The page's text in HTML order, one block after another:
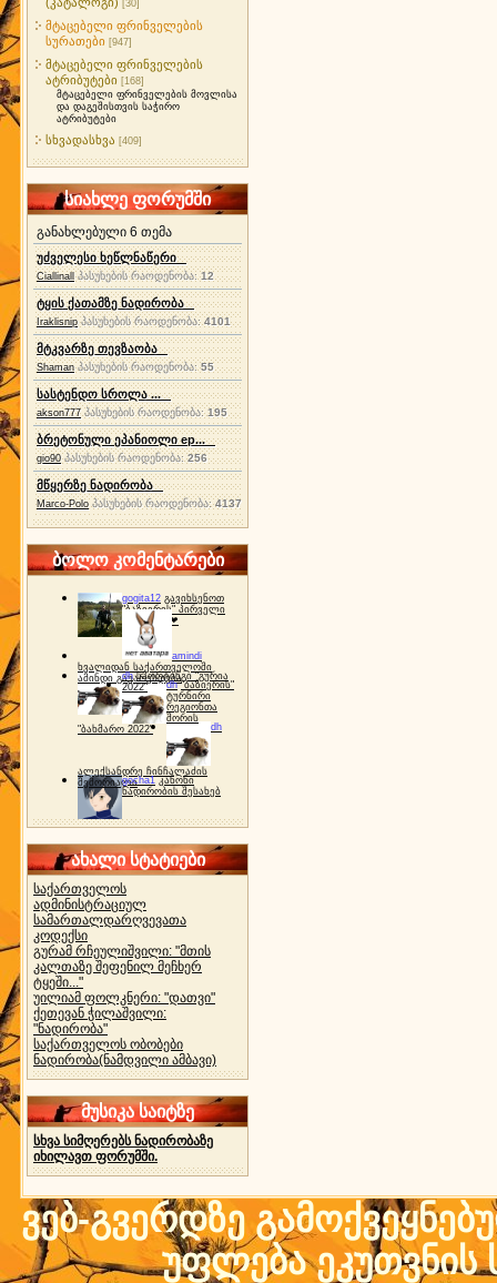
[30]
მტაცებელი ფრინველების
სურათები [947]
მტაცებელი ფრინველების
ატრიბუტები [168]
მტაცებელი ფრინველების მოვლისა
და დაგეშისთვის საჭირო
ატრიბუტები
სხვადასხვა [409]
სიახლე ფორუმში
განახლებული 6 თემა
უძველესი ხეწლნაწერი
Ciallinall პასუხების რაოდენობა:12
ტყის ქათამზე ნადირობა
Iraklisnip პასუხების რაოდენობა: 4101
მტკვარზე თევზაობა
Shaman პასუხების რაოდენობა:55
სასტენდო სროლა ...
akson777 პასუხების რაოდენობა:195
ბრეტონული ეპანიოლი ep...
gio90 პასუხების რაოდენობა:256
მწყერზე ნადირობა
Marco-Polo პასუხების რაოდენობა:4137
ბოლო კომენტარები
gogita12 გავიხსენოთ
"ბაზიერის" პირველი
ტურნირი ❤
amindi
ხვალიდან საქართველოში
ამინდი გაუარესდება
dh სპორტინგი "გურია
2022"
dh "ბაზიერის"
ტურნირი
რეგიონთა
შორის
"ბახმარო 2022"
dh
ალექსანდრე ჩინჩალაძის
მემორიალიgocha1 კანონი
ნადირობის შესახებ
ახალი სტატიები
საქართველოს
ადმინისტრაციულ
სამართალდარღვევათა
კოდექსი
გურამ რჩეულიშვილი: "მთის
კალთაზე შეფენილ მეჩხერ
ტყეში..."
უილიამ ფოლკნერი: "დათვი"
ქეთევან ჭილაშვილი:
"ნადირობა"
საქართველოს ობობები
ნადირობა(ნამდვილი ამბავი)
მუსიკა საიტზე
სხვა სიმღერებს ნადირობაზე
იხილავთ ფორუმში.
ვებ-გვერდზე
უფლება ეკუთვნის